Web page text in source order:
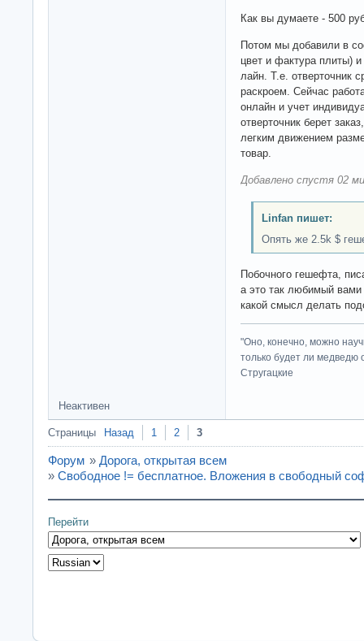
Как вы думаете - 500
Потом мы добавили в
цвет и фактура плиты)
лайн. Т.е. отверточник
раскроем. Сейчас
онлайн и учет
отверточник берет
легким движением
товар.
Добавлено спустя 02
Linfan пишет:
Опять же 2.5k $
Побочного гешефта,
а это так любимый вами
какой смысл делать
"Оно, конечно, можно
только будет ли медведю
Стругацкие
Неактивен
Страницы Назад 1 2 3
Форум » Дорога, открытая всем
» Свободное != бесплатное. Вложения в свободный
Перейти